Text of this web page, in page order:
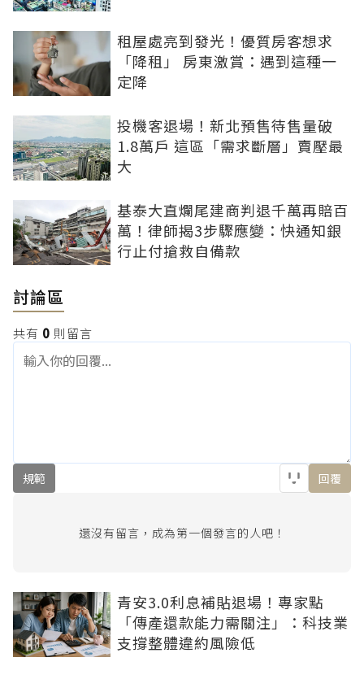
租屋處亮到發光！優質房客想求
「降租」 房東激賞：遇到這種一
定降
投機客退場！新北預售待售量破
1.8萬戶 這區「需求斷層」賣壓最
大
基泰大直爛尾建商判退千萬再賠百
萬！律師揭3步驟應變：快通知銀
行止付搶救自備款
討論區
共有 0 則留言
規範 回覆
還沒有留言，成為第一個發言的人吧！
青安3.0利息補貼退場！專家點
「傳產還款能力需關注」：科技業
支撐整體違約風險低